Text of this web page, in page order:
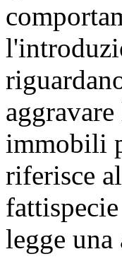
immobili
riferisce
legge